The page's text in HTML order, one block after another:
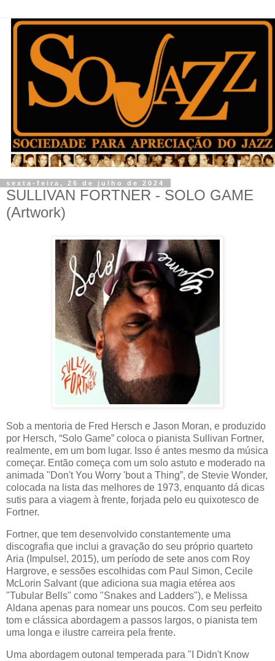
sexta-feira, 26 de julho de 2024
SULLIVAN FORTNER - SOLO GAME
(Artwork)
Sob a mentoria de Fred Hersch e Jason Moran, e produzido
por Hersch, “Solo Game” coloca o pianista Sullivan Fortner,
realmente, em um bom lugar. Isso é antes mesmo da música
começar. Então começa com um solo astuto e moderado na
animada "Don't You Worry 'bout a Thing”, de Stevie Wonder,
colocada na lista das melhores de 1973, enquanto dá dicas
sutis para a viagem à frente, forjada pelo eu quixotesco de
Fortner.
Fortner, que tem desenvolvido constantemente uma
discografia que inclui a gravação do seu próprio quarteto
Aria (Impulse!, 2015), um período de sete anos com Roy
Hargrove, e sessões escolhidas com Paul Simon, Cecile
McLorin Salvant (que adiciona sua magia etérea aos
"Tubular Bells" como "Snakes and Ladders"), e Melissa
Aldana apenas para nomear uns poucos. Com seu perfeito
tom e clássica abordagem a passos largos, o pianista tem
uma longa e ilustre carreira pela frente.
Uma abordagem outonal temperada para "I Didn't Know